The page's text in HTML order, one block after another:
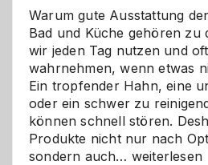
Warum gute Ausstattung
Bad und Küche gehören zu
wir jeden Tag nutzen und
wahrnehmen, wenn etwas
Ein tropfender Hahn, eine
oder ein schwer zu
können schnell stören.
Produkte nicht nur nach
sondern auch… Bad
weiterlesen